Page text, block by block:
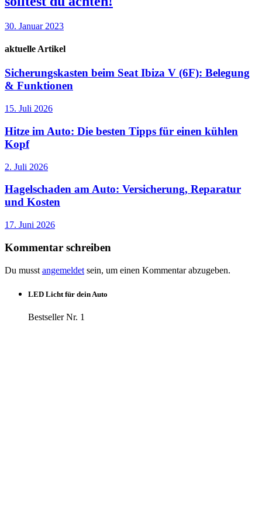
30. Januar 2023
aktuelle Artikel
Sicherungskasten beim Seat Ibiza V (6F): Belegung
& Funktionen
15. Juli 2026
Hitze im Auto: Die besten Tipps für einen kühlen
Kopf
2. Juli 2026
Hagelschaden am Auto: Versicherung, Reparatur
und Kosten
17. Juni 2026
Kommentar schreiben
Du musst angemeldet sein, um einen Kommentar abzugeben.
LED Licht für dein Auto
Bestseller Nr. 1